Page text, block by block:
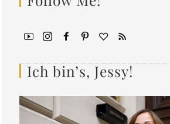
Ich bin’s, Jessy!